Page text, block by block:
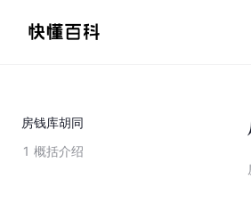
房钱库胡同
1 概括介绍